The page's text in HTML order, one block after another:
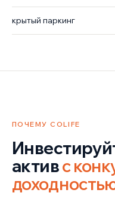
крытый паркинг
ПОЧЕМУ COLIFE
активс